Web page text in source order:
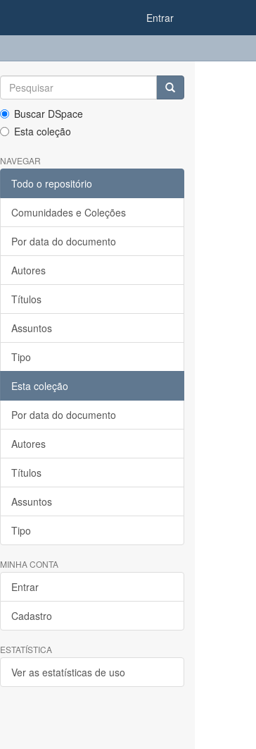
Entrar
Buscar DSpace
Esta coleção
NAVEGAR
Todo o repositório
Comunidades e Coleções
Por data do documento
Autores
Títulos
Assuntos
Tipo
Esta coleção
Por data do documento
Autores
Títulos
Assuntos
Tipo
MINHA CONTA
Entrar
Cadastro
ESTATÍSTICA
Ver as estatísticas de uso